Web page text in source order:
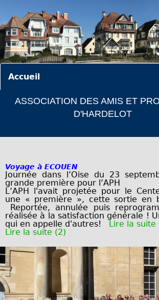
Accueil
ASSOCIATION DES AMIS ET
D'HARDELOT
Voyage à ECOUEN
Journée dans l’Oise du 23
grande première pour l’APH
L’APH l'avait projetée pour le
une « première », cette sortie en
Reportée, annulée puis
réalisée à la satisfaction générale !
qui en appelle d'autres! Lire la suite
Lire la suite (2)